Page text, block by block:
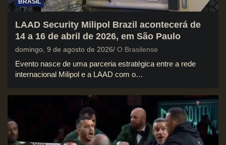
BRASIL
LAAD Security Milipol Brazil acontecerá de
14 a 16 de abril de 2026, em São Paulo
domingo, 9 de agosto de 2026 O Brasilense
Evento nasce de uma parceria estratégica entre a rede
internacional Milipol e a LAAD com o…